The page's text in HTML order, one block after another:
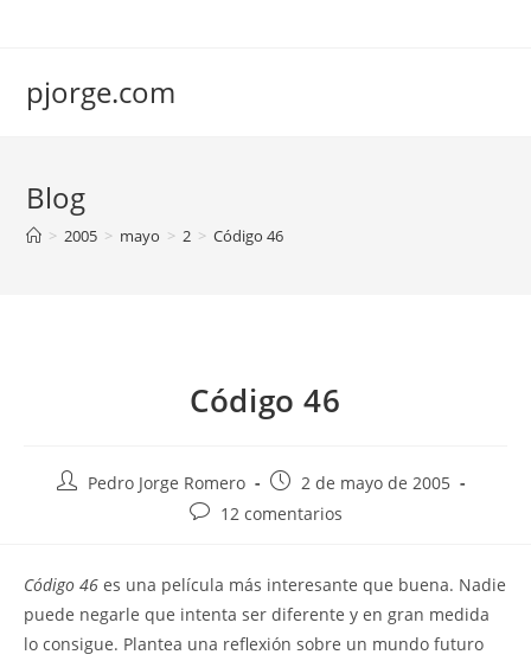
pjorge.com
Blog
> 2005 > mayo > 2 > Código 46
Código 46
AutorPedro Jorge Romero
Publicación
de
2 de mayo de 2005
Comentarios
entrada:
12 comentarios
Código 46 es una película más interesante que buena. Nadie
puede negarle que intenta ser diferente y en gran medida
lo consigue. Plantea una reflexión sobre un mundo futuro